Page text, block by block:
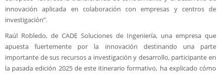
innovación aplicada en colaboración con empresas y centros de
investigación”.
Raúl Robledo, de CADE Soluciones de Ingeniería, una empresa que
apuesta fuertemente por la innovación destinando una parte
importante de sus recursos a investigación y desarrollo, participante en
la pasada edición 2025 de este itinerario formativo, ha explicado cómo